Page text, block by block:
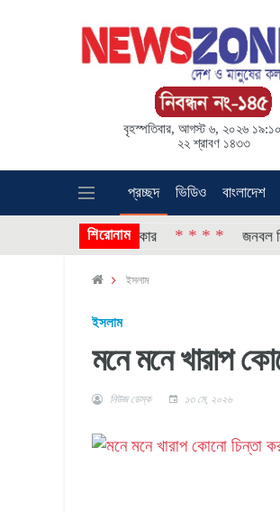
বৃহস্পতিবার, আগস্ট ৬, ২০২৬
২২ শ্রাবণ ১৪৩৩
প্রচ্ছদ ভিডিও বাংলাদেশ
শিরোনাম
নতুন ঘর দেবে সরকার * * * * জনবল নিয়োগের
ইসলাম
ইসলাম
মনে মনে খারাপ
নিউজ ডেস্ক ১৩ মে, ২০২৬